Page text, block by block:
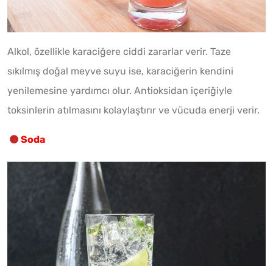
Alkol, özellikle karaciğere ciddi zararlar verir. Taze
sıkılmış doğal meyve suyu ise, karaciğerin kendini
yenilemesine yardımcı olur. Antioksidan içeriğiyle
toksinlerin atılmasını kolaylaştırır ve vücuda enerji verir.
Soda